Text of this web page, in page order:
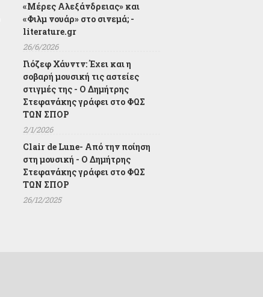
«Μέρες Αλεξάνδρειας» και
«Φιλμ νουάρ» στο σινεμά; -
literature.gr
26/6/2026
Γιόζεφ Χάυντν: Έχει και η
σοβαρή μουσική τις αστείες
στιγμές της - Ο Δημήτρης
Στεφανάκης γράφει στο ΦΩΣ
ΤΩΝ ΣΠΟΡ
2/1/2026
Clair de Lune- Από την ποίηση
στη μουσική - Ο Δημήτρης
Στεφανάκης γράφει στο ΦΩΣ
ΤΩΝ ΣΠΟΡ
26/12/2025